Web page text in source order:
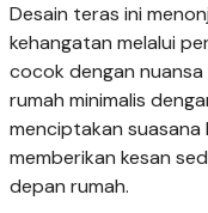
Desain teras ini
kehangatan melalui
cocok dengan
rumah minimalis
menciptakan
memberikan kesan
depan rumah.